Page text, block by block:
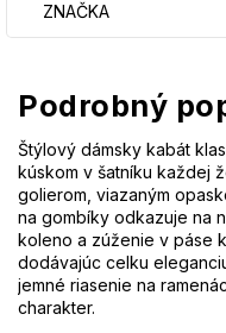
ZNAČKA
Podrobný
Štýlový dámsky kabát
kúskom v šatníku každej
golierom, viazaným
na gombíky odkazuje na
koleno a zúženie v páse
dodávajúc celku
jemné riasenie na
charakter.